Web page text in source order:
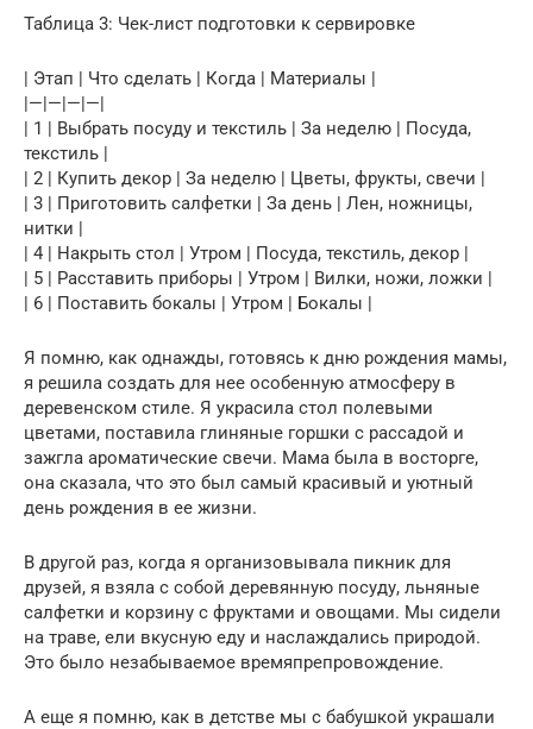
Таблица 3: Чек-лист подготовки к сервировке
| Этап | Что сделать | Когда | Материалы |
|—|—|—|—|
| 1 | Выбрать посуду и текстиль | За неделю | Посуда,
текстиль |
| 2 | Купить декор | За неделю | Цветы, фрукты, свечи |
| 3 | Приготовить салфетки | За день | Лен, ножницы,
нитки |
| 4 | Накрыть стол | Утром | Посуда, текстиль, декор |
| 5 | Расставить приборы | Утром | Вилки, ножи, ложки |
| 6 | Поставить бокалы | Утром | Бокалы |
Я помню, как однажды, готовясь к дню рождения мамы,
я решила создать для нее особенную атмосферу в
деревенском стиле. Я украсила стол полевыми
цветами, поставила глиняные горшки с рассадой и
зажгла ароматические свечи. Мама была в восторге,
она сказала, что это был самый красивый и уютный
день рождения в ее жизни.
В другой раз, когда я организовывала пикник для
друзей, я взяла с собой деревянную посуду, льняные
салфетки и корзину с фруктами и овощами. Мы сидели
на траве, ели вкусную еду и наслаждались природой.
Это было незабываемое времяпрепровождение.
А еще я помню, как в детстве мы с бабушкой украшали